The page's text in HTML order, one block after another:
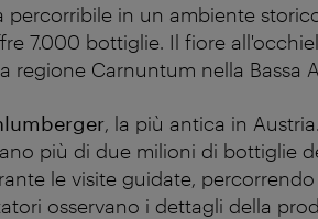
percorribile in un ambiente
7.000 bottiglie. Il fiore
regione Carnuntum nella Bassa
, la più antica in
più di due milioni di bottiglie
le visite guidate,
osservano i dettagli della